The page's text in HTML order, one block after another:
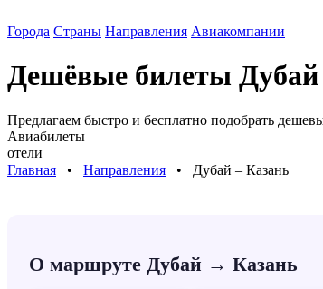
Города Страны Направления Авиакомпании
Дешёвые билеты
Предлагаем быстро и бесплатно подобрать
Авиабилеты
отели
Главная ⠀•⠀ Направления ⠀•⠀ Дубай – Казань
О маршруте Дубай → Казань